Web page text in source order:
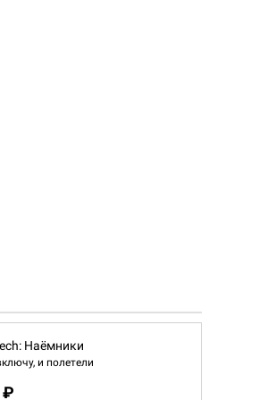
Наёмники
и полетели
₽